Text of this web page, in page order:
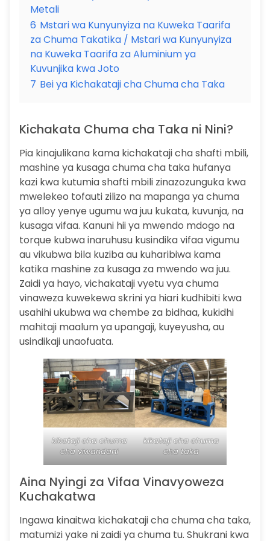
Metali
6 Mstari wa Kunyunyiza na Kuweka Taarifa
za Chuma Takatika / Mstari wa Kunyunyiza
na Kuweka Taarifa za Aluminium ya
Kuvunjika kwa Joto
7 Bei ya Kichakataji cha Chuma cha Taka
Kichakata Chuma cha Taka ni Nini?
Pia kinajulikana kama kichakataji cha shafti mbili,
mashine ya kusaga chuma cha taka hufanya
kazi kwa kutumia shafti mbili zinazozunguka kwa
mwelekeo tofauti zilizo na mapanga ya chuma
ya alloy yenye ugumu wa juu kukata, kuvunja, na
kusaga vifaa. Kanuni hii ya mwendo mdogo na
torque kubwa inaruhusu kusindika vifaa vigumu
au vikubwa bila kuziba au kuharibiwa kama
katika mashine za kusaga za mwendo wa juu.
Zaidi ya hayo, vichakataji vyetu vya chuma
vinaweza kuwekewa skrini ya hiari kudhibiti kwa
usahihi ukubwa wa chembe za bidhaa, kukidhi
mahitaji maalum ya upangaji, kuyeyusha, au
usindikaji unaofuata.
kikataji cha chuma
cha viwandani
kikataji cha chuma
cha taka
Aina Nyingi za Vifaa Vinavyoweza
Kuchakatwa
Ingawa kinaitwa kichakataji cha chuma cha taka,
matumizi yake ni zaidi ya chuma tu. Shukrani kwa